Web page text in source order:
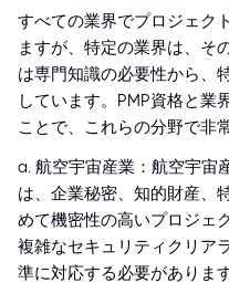
すべての業界でプロジェク
ますが、特定の業界は、そ
は専門知識の必要性から、
しています。PMP資格と業
ことで、これらの分野で非
a. 航空宇宙産業：航空宇宙
は、企業秘密、知的財産、
めて機密性の高いプロジェ
複雑なセキュリティクリア
準に対応する必要がありま